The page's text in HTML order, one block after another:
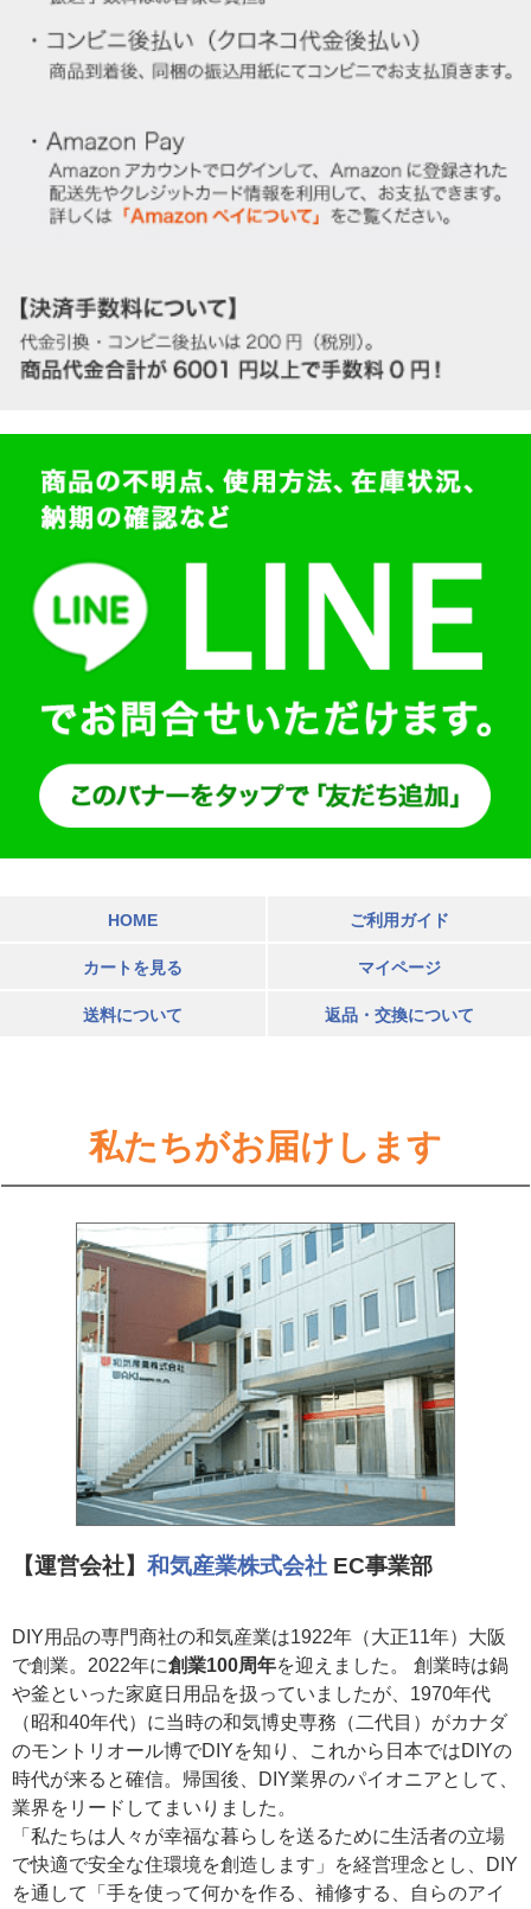
HOME ご利用ガイド
カートを見る マイページ
送料について 返品・交換について
私たちがお届けします
【運営会社】 和気産業株式会社 EC事業部
DIY用品の専門商社の和気産業は1922年（大正11年）大阪
で創業。2022年に創業100周年を迎えました。 創業時は鍋
や釜といった家庭日用品を扱っていましたが、1970年代
（昭和40年代）に当時の和気博史専務（二代目）がカナダ
のモントリオール博でDIYを知り、これから日本ではDIYの
時代が来ると確信。帰国後、DIY業界のパイオニアとして、
業界をリードしてまいりました。
「私たちは人々が幸福な暮らしを送るために生活者の立場
で快適で安全な住環境を創造します」を経営理念とし、DIY
を通して「手を使って何かを作る、補修する、自らのアイ